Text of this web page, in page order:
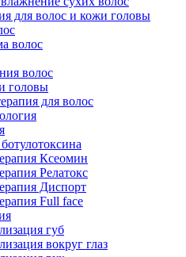
для волос и кожи головы
волос
волос
головы
для волос
Ксеомин
Релатокс
Диспорт
Full face
губ
вокруг глаз